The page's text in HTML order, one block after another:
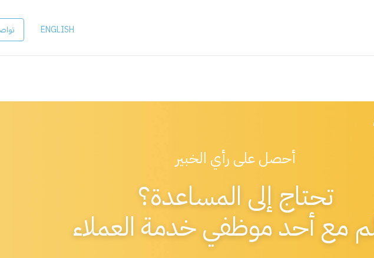
ENGLISH
أحصل على رأي الخبير
تحتاج إلى المساعدة؟
مع أحد موظفي خدمة العملاء